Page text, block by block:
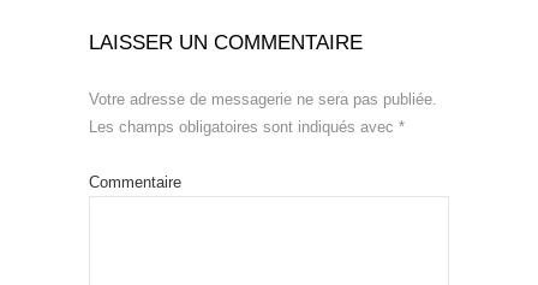
LAISSER UN COMMENTAIRE
Votre adresse de messagerie ne sera pas publiée.
Les champs obligatoires sont indiqués avec *
Commentaire